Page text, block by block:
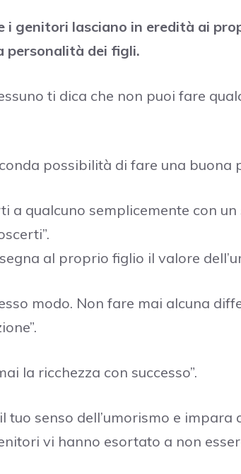
i genitori lasciano in eredità ai
personalità dei figli.
ti dica che non puoi fare
possibilità di fare una buona
a qualcuno semplicemente con
al proprio figlio il valore
modo. Non fare mai alcuna
la ricchezza con successo”.
tuo senso dell’umorismo e impara
vi hanno esortato a non